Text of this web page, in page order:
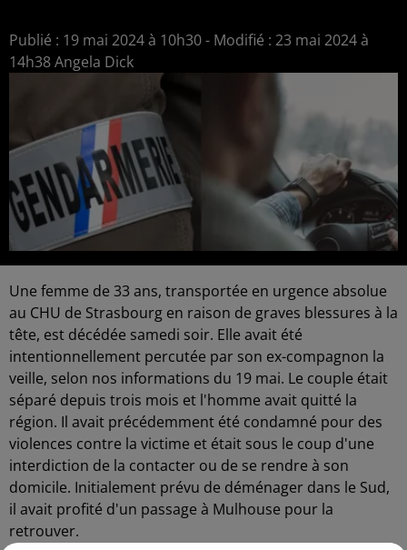
Publié : 19 mai 2024 à 10h30 - Modifié : 23 mai 2024 à
14h38 Angela Dick
Une femme de 33 ans, transportée en urgence absolue
au CHU de Strasbourg en raison de graves blessures à la
tête, est décédée samedi soir. Elle avait été
intentionnellement percutée par son ex-compagnon la
veille, selon nos informations du 19 mai. Le couple était
séparé depuis trois mois et l'homme avait quitté la
région. Il avait précédemment été condamné pour des
violences contre la victime et était sous le coup d'une
interdiction de la contacter ou de se rendre à son
domicile. Initialement prévu de déménager dans le Sud,
il avait profité d'un passage à Mulhouse pour la
retrouver.